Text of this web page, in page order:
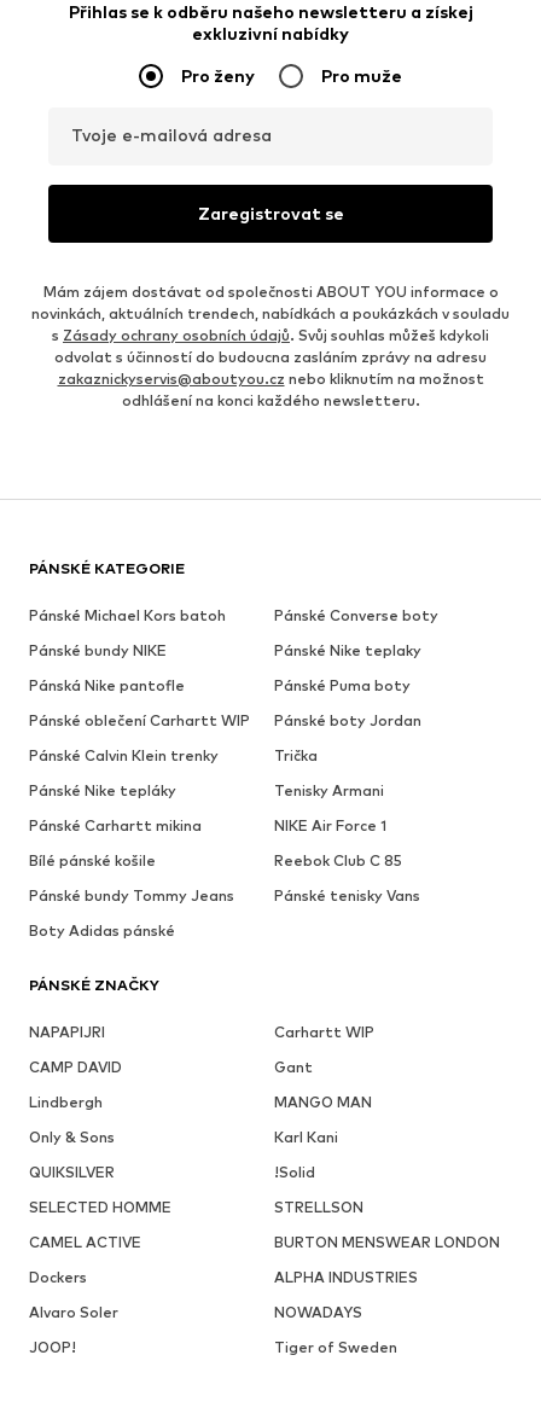
Přihlas se k odběru našeho newsletteru a získej
exkluzivní nabídky
Pro ženy Pro muže
Tvoje e-mailová adresa
Zaregistrovat se
Mám zájem dostávat od společnosti ABOUT YOU informace o
novinkách, aktuálních trendech, nabídkách a poukázkách v souladu
s Zásady ochrany osobních údajů. Svůj souhlas můžeš kdykoli
odvolat s účinností do budoucna zasláním zprávy na adresu
zakaznickyservis@aboutyou.cz nebo kliknutím na možnost
odhlášení na konci každého newsletteru.
PÁNSKÉ KATEGORIE
Pánské Michael Kors batoh
Pánské Converse boty
Pánské bundy NIKE
Pánské Nike teplaky
Pánská Nike pantofle
Pánské Puma boty
Pánské oblečení Carhartt WIP
Pánské boty Jordan
Pánské Calvin Klein trenky
Trička
Pánské Nike tepláky
Tenisky Armani
Pánské Carhartt mikina
NIKE Air Force 1
Bílé pánské košile
Reebok Club C 85
Pánské bundy Tommy Jeans
Pánské tenisky Vans
Boty Adidas pánské
PÁNSKÉ ZNAČKY
NAPAPIJRI
Carhartt WIP
CAMP DAVID
Gant
Lindbergh
MANGO MAN
Only & Sons
Karl Kani
QUIKSILVER
!Solid
SELECTED HOMME
STRELLSON
CAMEL ACTIVE
BURTON MENSWEAR LONDON
Dockers
ALPHA INDUSTRIES
Alvaro Soler
NOWADAYS
JOOP!
Tiger of Sweden